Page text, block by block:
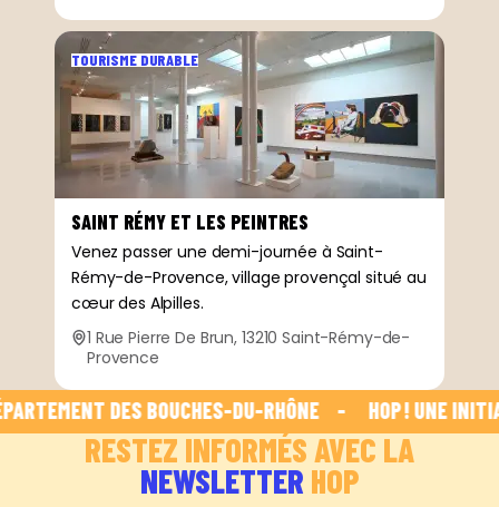
SAINT RÉMY ET LES PEINTRES
TOURISME DURABLE
Venez passer une demi-journée à Saint-
Rémy-de-Provence, village provençal situé au
cœur des Alpilles.
1 Rue Pierre De Brun, 13210 Saint-Rémy-de-
Provence
DES BOUCHES-DU-RHÔNE    - HOP ! UNE
RESTEZ INFORMÉS AVEC LA
NEWSLETTER HOP